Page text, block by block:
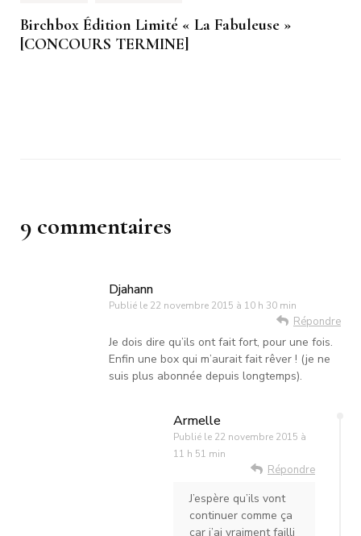
Birchbox Édition Limité « La Fabuleuse »
[CONCOURS TERMINE]
9 commentaires
Djahann
Publié le 22 novembre 2015 à 10 h 30 min
Répondre
Je dois dire qu’ils ont fait fort, pour une fois.
Enfin une box qui m’aurait fait rêver ! (je ne
suis plus abonnée depuis longtemps).
Armelle
Publié le 22 novembre 2015 à
11 h 51 min
Répondre
J’espère qu’ils vont
continuer comme ça
car j’ai vraiment failli